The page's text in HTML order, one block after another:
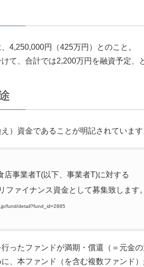
4,250,000円（425万円）とのこと。
て、合計では2,200万円を融資予定、
）資金であることが明記されています
店事業者T(以下、事業者T)に対する
ファイナンス資金として募集致します。
fund/detail?fund_id=2885
ったファンドが満期・償還（＝元金の
、本ファンド（を含む複数ファンド